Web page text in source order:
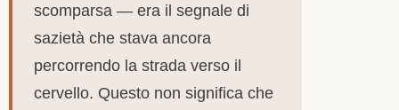
scomparsa — era il segnale di
sazietà che stava ancora
percorrendo la strada verso il
cervello. Questo non significa che